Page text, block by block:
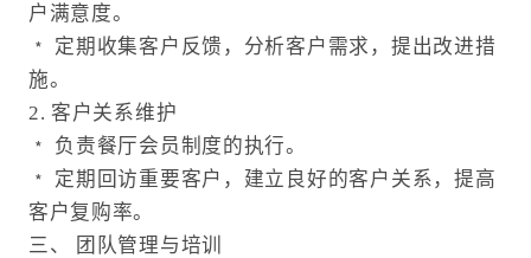
户满意度。
﹡ 定期收集客户反馈，分析客户需求，提出改进措
施。
2. 客户关系维护
﹡ 负责餐厅会员制度的执行。
﹡ 定期回访重要客户，建立良好的客户关系，提高
客户复购率。
三、 团队管理与培训